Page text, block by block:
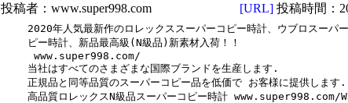
投稿者：www.super998.com
[URL] 投稿時間：
2020年人気最新作のロレックススーパーコピー時計、ウブロスーパ
ピー時計、新品最高級(N級品)新素材入荷！！
www.super998.com/
当社はすべてのさまざまな国際ブランドを生産します.
正規品と同等品質のスーパーコピー品を低価で お客様に提供します.
高品質ロレックスN級品スーパーコピー時計 www.super998.com/